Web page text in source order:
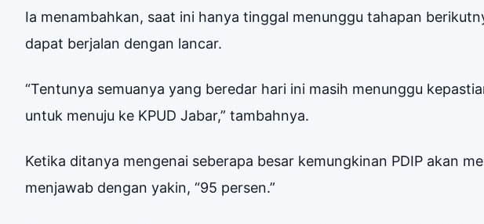
Ia menambahkan, saat ini hanya tinggal menunggu tahapan
dapat berjalan dengan lancar.
“Tentunya semuanya yang beredar hari ini masih menunggu
untuk menuju ke KPUD Jabar,” tambahnya.
Ketika ditanya mengenai seberapa besar kemungkinan PDIP akan
menjawab dengan yakin, “95 persen.”